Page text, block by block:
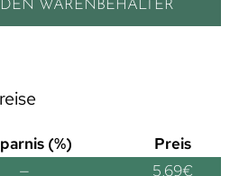
DEN WARENBEHÄLTER
(%)
Preis
— 5,69€